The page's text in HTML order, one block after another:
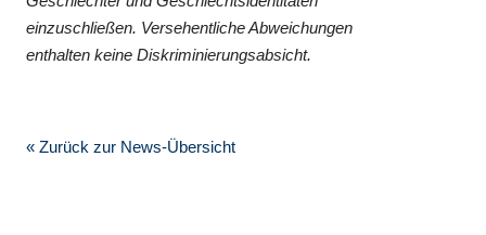
einzuschließen. Versehentliche Abweichungen
enthalten keine Diskriminierungsabsicht.
« Zurück zur News-Übersicht